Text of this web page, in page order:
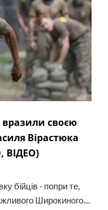
вразили своєю
Вірастюка
ВІДЕО)
бійців - попри те,
Широкиного....